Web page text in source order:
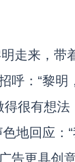
走来，带
呼：“黎明
得很有想
地回应：
告更具创